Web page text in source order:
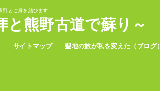
野とご縁を結びます
と熊野古道で蘇り～
サイトマップ 聖地の旅が私を変えた（ブログ）